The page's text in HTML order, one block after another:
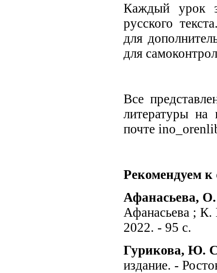
Каждый урок
русского
для
для
Все
литературы на
почте
Рекомендуем
Афанасьева,
Афанасьева ;
2022. - 95 с.
Гурикова, Ю.
издание. -